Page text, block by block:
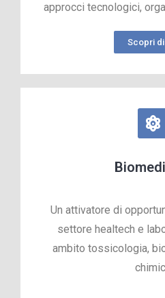
approcci tecnologici,
Scopri
Un attivatore di
settore healtech e
ambito tossicologia,